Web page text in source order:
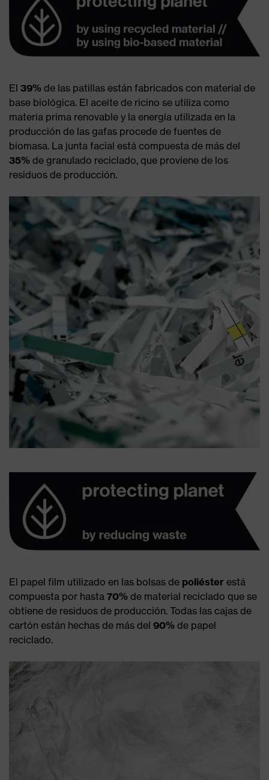
El 39% de las patillas están fabricados con material de
base biológica. El aceite de ricino se utiliza como
materia prima renovable y la energía utilizada en la
producción de las gafas procede de fuentes de
biomasa. La junta facial está compuesta de más del
35% de granulado reciclado, que proviene de los
residuos de producción.
El papel film utilizado en las bolsas de poliéster está
compuesta por hasta 70% de material reciclado que se
obtiene de residuos de producción. Todas las cajas de
cartón están hechas de más del 90% de papel
reciclado.